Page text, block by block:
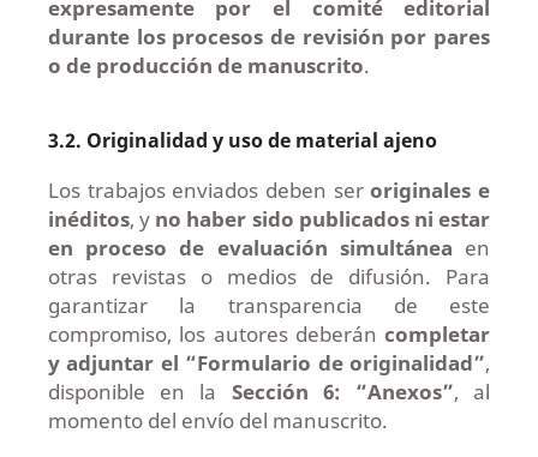
expresamente por el comité editorial
durante los procesos de revisión por pares
o de producción de manuscrito.
3.2. Originalidad y uso de material ajeno
Los trabajos enviados deben seroriginales e
inéditos, y no haber sido publicados ni estar
en proceso de evaluación simultánea en
otras revistas o medios de difusión. Para
garantizar la transparencia de este
compromiso, los autores deberáncompletar
y adjuntar el “Formulario de originalidad”,
disponible en la Sección 6: “Anexos”, al
momento del envío del manuscrito.